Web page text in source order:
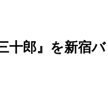
十郎』を新宿バ